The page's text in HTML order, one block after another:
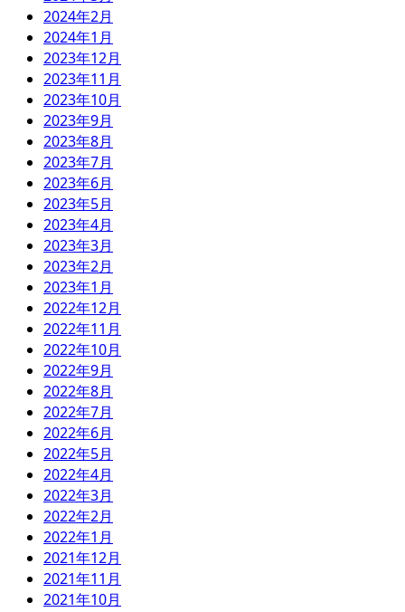
2024年2月
2024年1月
2023年12月
2023年11月
2023年10月
2023年9月
2023年8月
2023年7月
2023年6月
2023年5月
2023年4月
2023年3月
2023年2月
2023年1月
2022年12月
2022年11月
2022年10月
2022年9月
2022年8月
2022年7月
2022年6月
2022年5月
2022年4月
2022年3月
2022年2月
2022年1月
2021年12月
2021年11月
2021年10月